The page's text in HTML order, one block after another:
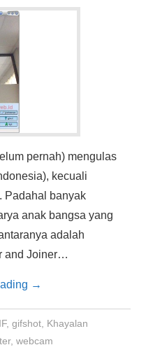
pernah) mengulas
kecuali
Padahal banyak
anak bangsa yang
adalah
and Joiner…
→
, gifshot, Khayalan
,webcam